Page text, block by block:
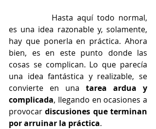
es una idea razonable y, solamente,
hay que ponerla en práctica. Ahora
bien, es en este punto donde las
cosas se complican. Lo que parecía
una idea fantástica y realizable, se
convierte en una tarea ardua y
complicada, llegando en ocasiones a
provocar discusiones que terminan
por arruinar la práctica.